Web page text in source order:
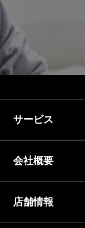
サービス
会社概要
店舗情報